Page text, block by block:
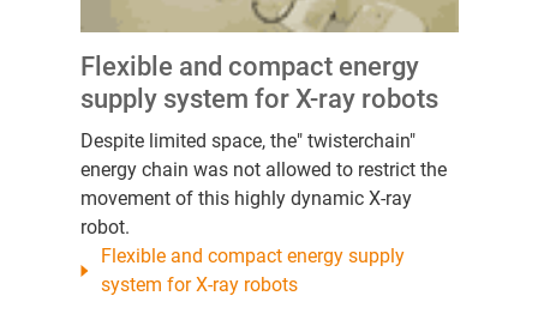
Flexible and compact energy
supply system for X-ray robots
Despite limited space, the" twisterchain"
energy chain was not allowed to restrict the
movement of this highly dynamic X-ray
robot.
Flexible and compact energy supply
system for X-ray robots